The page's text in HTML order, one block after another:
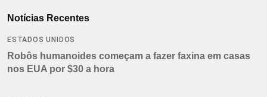
Notícias Recentes
ESTADOS UNIDOS
Robôs humanoides começam a fazer faxina em casas
nos EUA por $30 a hora